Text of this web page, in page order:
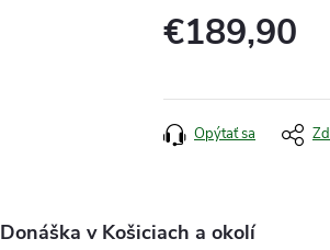
€189,90
Opýtať sa
Donáška v Košiciach a okolí